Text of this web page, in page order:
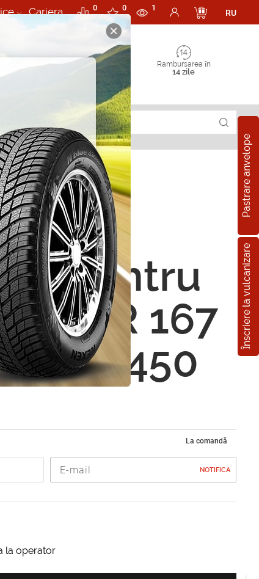
Cariera 0 0 1
RU
Rambursarea în
14 zile
Pastrare anvelope
Înscriere la vulcanizare
pentru
TR 167
II 450
La comandă
NOTIFICA
la operator